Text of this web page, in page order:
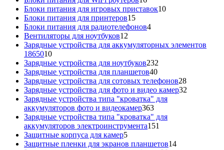
товаров
Блоки питания для игровых приставок1010
Блоки питания для принтеров1515
товаров
Блоки питания для радиотелефонов44
Вентиляторы для ноутбуков12
товаров
Зарядные устройства для аккумуляторных элементов
186501010
товаров
Зарядные устройства для ноутбуков232
Зарядные устройства для планшетов4040
товаров
Зарядные устройства для сотовых телефонов2828
товаров
Зарядные устройства для фото и видео камер32
Зарядные устройства типа "кроватка" для
аккумуляторов фото и видеокамер363363
товара
Зарядные устройства типа "кроватка" для
аккумуляторов электроинструмента151
Защитные корпуса для камер55
товаров
Защитные пленки для экранов планшетов1414